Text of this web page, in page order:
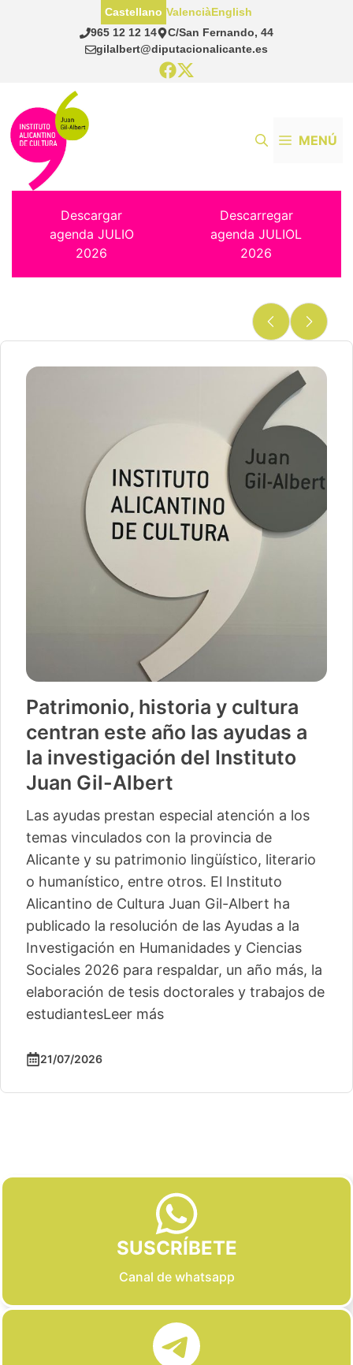
965 12 12 14
C/San Fernando, 44
gilalbert@diputacionalicante.es
Castellano ValenciàEnglish
MENÚ
Descargar
agenda JULIO
2026
Descarregar
agenda JULIOL
2026
Patrimonio, historia y cultura
centran este año las ayudas a
la investigación del Instituto
Juan Gil-Albert
Las ayudas prestan especial atención a los
temas vinculados con la provincia de
Alicante y su patrimonio lingüístico, literario
o humanístico, entre otros. El Instituto
Alicantino de Cultura Juan Gil-Albert ha
publicado la resolución de las Ayudas a la
Investigación en Humanidades y Ciencias
Sociales 2026 para respaldar, un año más, la
elaboración de tesis doctorales y trabajos de
estudiantesLeer más
21/07/2026
SUSCRÍBETE
Canal de whatsapp